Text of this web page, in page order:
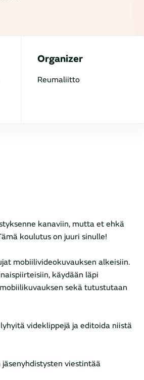
Organizer
Reumaliitto
kanaviin, mutta et ehkä
koulutus on juuri sinulle!
mobiilivideokuvauksen alkeisiin.
käydään läpi
sekä tutustutaan
videklippejä ja editoida niistä
viestintää